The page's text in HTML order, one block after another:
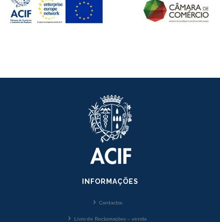
INFORMAÇÕES
Contactos
Livro de Reclamações – venda